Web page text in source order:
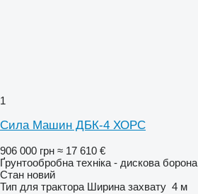
1
Сила Машин ДБК-4 ХОРС
906 000 грн ≈ 17 610 €
Ґрунтообробна техніка - дискова борона
Стан новий
Тип для трактора Ширина захвату 4 м